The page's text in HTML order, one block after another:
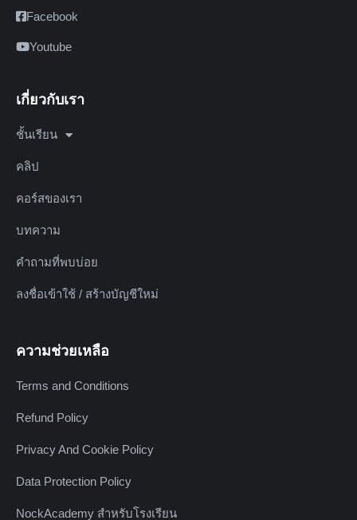
Facebook
Youtube
เกี่ยวกับเรา
ชั้นเรียน
คลิป
คอร์สของเรา
บทความ
คำถามที่พบบ่อย
ลงชื่อเข้าใช้ / สร้างบัญชีใหม่
ความช่วยเหลือ
Terms and Conditions
Refund Policy
Privacy And Cookie Policy
Data Protection Policy
NockAcademy สำหรับโรงเรียน